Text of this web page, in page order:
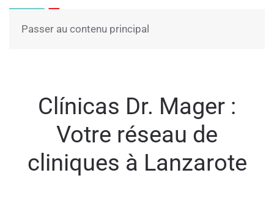
Passer au contenu principal
Clínicas Dr. Mager :
Votre réseau de
cliniques à Lanzarote